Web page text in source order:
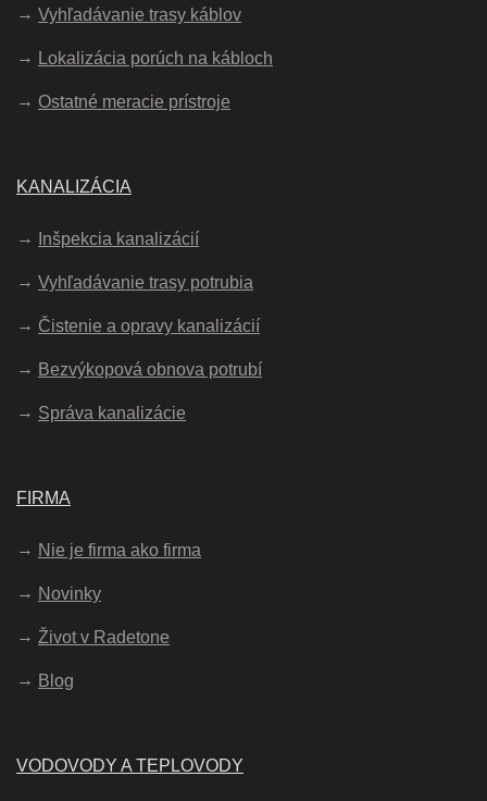
Vyhľadávanie trasy káblov
Lokalizácia porúch na kábloch
Ostatné meracie prístroje
KANALIZÁCIA
Inšpekcia kanalizácií
Vyhľadávanie trasy potrubia
Čistenie a opravy kanalizácií
Bezvýkopová obnova potrubí
Správa kanalizácie
FIRMA
Nie je firma ako firma
Novinky
Život v Radetone
Blog
VODOVODY A TEPLOVODY